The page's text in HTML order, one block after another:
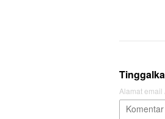
Alamat email